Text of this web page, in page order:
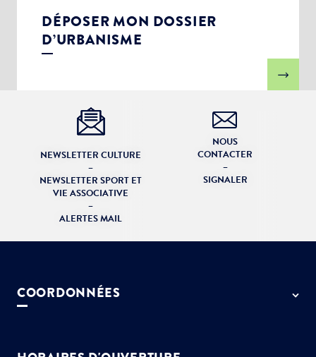
DÉPOSER MON DOSSIER
D’URBANISME
NEWSLETTER CULTURE
–
NEWSLETTER SPORT ET
VIE ASSOCIATIVE
–
ALERTES MAIL
NOUS
CONTACTER
–
SIGNALER
COORDONNÉES